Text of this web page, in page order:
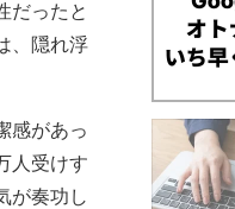
だったと
、隠れ浮
感があっ
人受けす
が奏功し